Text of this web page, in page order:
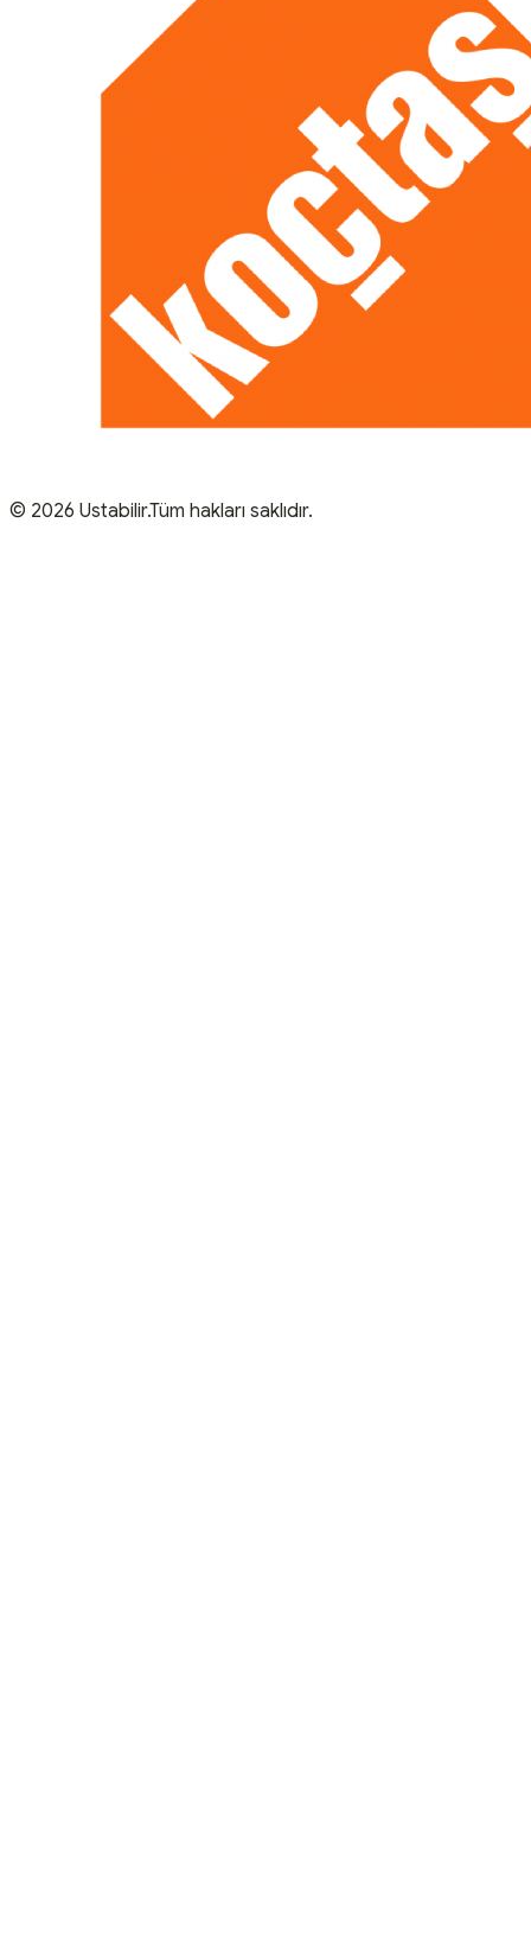
© 2026 Ustabilir.Tüm hakları saklıdır.